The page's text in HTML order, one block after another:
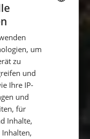
um
zu
und
Ihre IP-
und
für
Inhalte,